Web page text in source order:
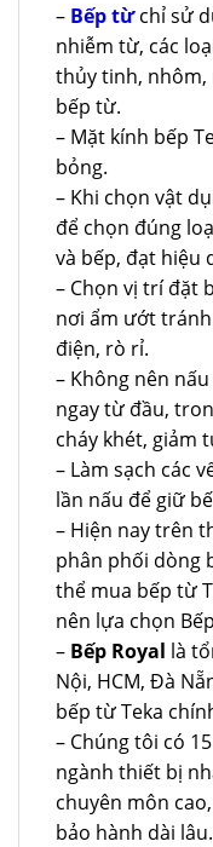
– Bếp từchỉ sử
nhiễm từ, các
thủy tinh, nhôm,
bếp từ.
– Mặt kính bếp
bỏng.
– Khi chọn vật
để chọn đúng
và bếp, đạt hiệu
– Chọn vị trí đặt
nơi ẩm ướt
điện, rò rỉ.
– Không nên
ngay từ đầu,
cháy khét, giảm
– Làm sạch các
lần nấu để giữ
– Hiện nay trên
phân phối dòng
thể mua bếp từ
nên lựa chọn
– Bếp Royal là
Nội, HCM, Đà
bếp từ Teka
– Chúng tôi có
ngành thiết bị
chuyên môn
bảo hành dài lâu.